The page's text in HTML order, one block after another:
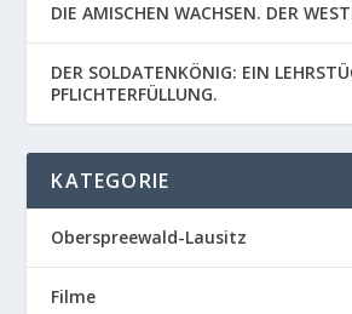
DIE AMISCHEN WACHSEN. DER
DER SOLDATENKÖNIG: EIN
PFLICHTERFÜLLUNG.
KATEGORIE
Oberspreewald-Lausitz
Filme